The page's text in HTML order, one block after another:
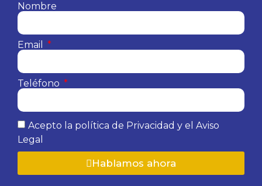
Nombre
Email
Teléfono
Acepto la política de Privacidad y el Aviso
Legal
Hablamos ahora